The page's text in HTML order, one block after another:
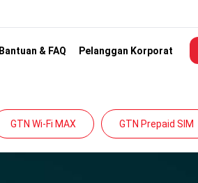
Bantuan & FAQ Pelanggan Korporat
GTN Wi-Fi MAX GTN Prepaid SIM